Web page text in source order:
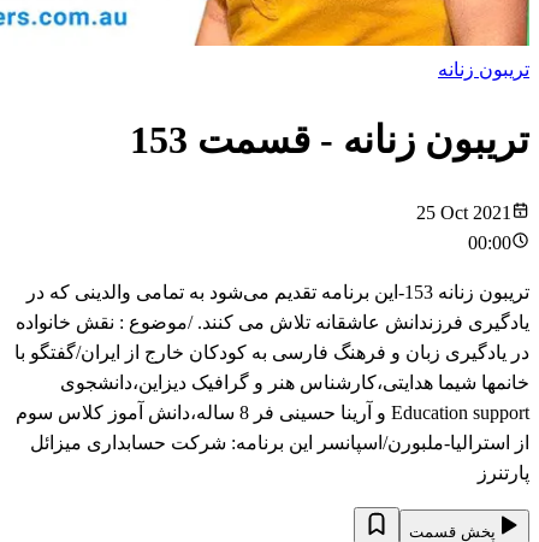
تریبون زنانه
تریبون زنانه - قسمت 153
25 Oct 2021
00:00
تریبون زنانه 153-این برنامه‌ تقدیم می‌شود به تمامی والدینی که در
یادگیری فرزندانش عاشقانه تلاش می کنند. /موضوع : نقش خانواده
در یادگیری زبان و فرهنگ فارسی به کودکان خارج از ایران/گفتگو با
خانمها شیما هدایتی،کارشناس هنر و گرافیک دیزاین،دانشجوی
Education support و آرینا حسینی فر 8 ساله،دانش آموز کلاس سوم
از استرالیا-ملبورن/اسپانسر این برنامه: شرکت حسابداری میزائل
پارتنرز
پخش قسمت